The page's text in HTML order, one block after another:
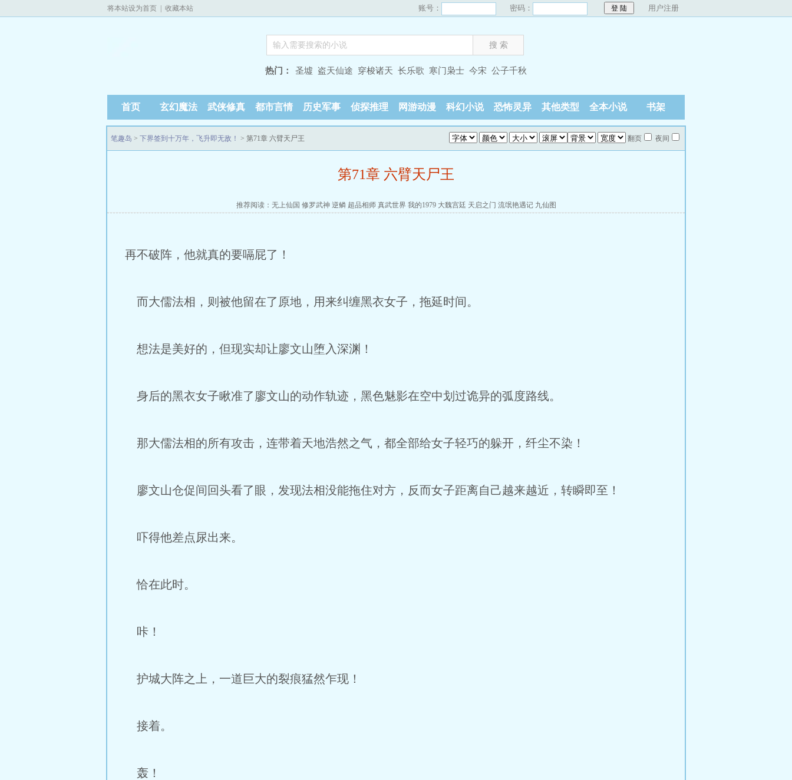
将本站设为首页 收藏本站 账号： 密码： 用户注册
热门： 圣墟 盗天仙途 穿梭诸天 长乐歌 寒门枭士 今宋 公子千秋
首页 玄幻魔法 武侠修真 都市言情 历史军事 侦探推理 网游动漫 科幻小说 恐怖灵异 其他类型 全本小说 书架
笔趣岛 > 下界签到十万年，飞升即无敌！ > 第71章 六臂天尸王 翻页 夜间
第71章 六臂天尸王
推荐阅读： 无上仙国 修罗武神 逆鳞 超品相师 真武世界 我的1979 大魏宫廷 天启之门 流氓艳遇记 九仙图
再不破阵，他就真的要嗝屁了！
而大儒法相，则被他留在了原地，用来纠缠黑衣女子，拖延时间。
想法是美好的，但现实却让廖文山堕入深渊！
身后的黑衣女子瞅准了廖文山的动作轨迹，黑色魅影在空中划过诡异的弧度路线。
那大儒法相的所有攻击，连带着天地浩然之气，都全部给女子轻巧的躲开，纤尘不染！
廖文山仓促间回头看了眼，发现法相没能拖住对方，反而女子距离自己越来越近，转瞬即至！
吓得他差点尿出来。
恰在此时。
咔！
护城大阵之上，一道巨大的裂痕猛然乍现！
接着。
轰！